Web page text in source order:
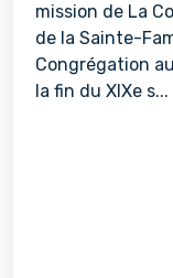
mission de La
de la Sainte-
Congrégation
la fin du XIXe s...